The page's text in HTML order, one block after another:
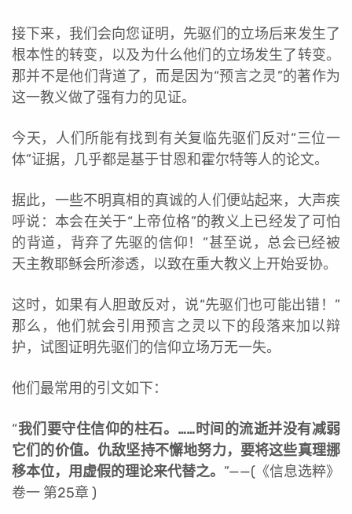
接下来，我们会向您证明，先驱们的立场后来发生了
根本性的转变，以及为什么他们的立场发生了转变。
那并不是他们背道了，而是因为“预言之灵”的著作为
这一教义做了强有力的见证。
今天，人们所能有找到有关复临先驱们反对“三位一
体”证据，几乎都是基于甘恩和霍尔特等人的论文。
据此，一些不明真相的真诚的人们便站起来，大声疾
呼说：本会在关于“上帝位格”的教义上已经发了可怕
的背道，背弃了先驱的信仰！”甚至说，总会已经被
天主教耶稣会所渗透，以致在重大教义上开始妥协。
这时，如果有人胆敢反对，说“先驱们也可能出错！”
那么，他们就会引用预言之灵以下的段落来加以辩
护，试图证明先驱们的信仰立场万无一失。
他们最常用的引文如下：
“我们要守住信仰的柱石。……时间的流逝并没有减弱
它们的价值。仇敌坚持不懈地努力，要将这些真理挪
移本位，用虚假的理论来代替之。 ”——(《信息选粹》
卷一 第25章 )